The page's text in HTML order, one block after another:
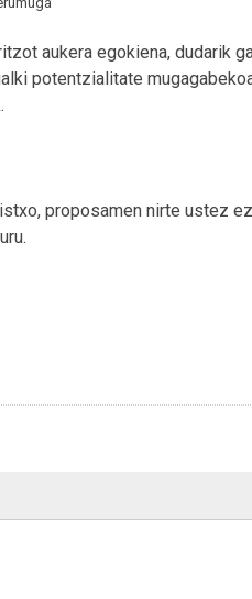
aukera egokiena, dudarik
potentzialitate
proposamen nirte ustez